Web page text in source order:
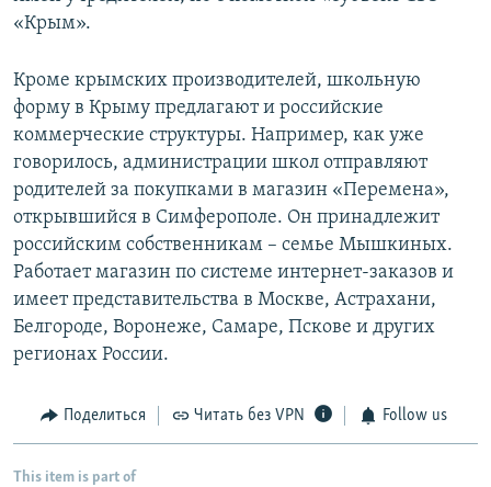
«Крым».
Кроме крымских производителей, школьную
форму в Крыму предлагают и российские
коммерческие структуры. Например, как уже
говорилось, администрации школ отправляют
родителей за покупками в магазин «Перемена»,
открывшийся в Симферополе. Он принадлежит
российским собственникам – семье Мышкиных.
Работает магазин по системе интернет-заказов и
имеет представительства в Москве, Астрахани,
Белгороде, Воронеже, Самаре, Пскове и других
регионах России.
Поделиться Читать без VPN Follow us
This item is part of